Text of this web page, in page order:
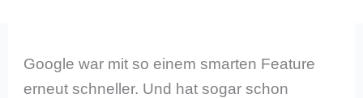
Google war mit so einem smarten Feature
erneut schneller. Und hat sogar schon